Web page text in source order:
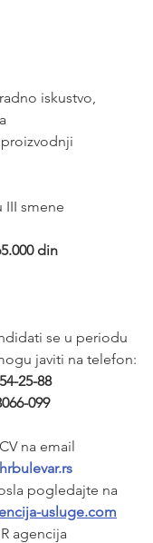
III smene
din
se u periodu
javiti na telefon:
25-88
099
na email
pogledajte na
usluge.com
agencija